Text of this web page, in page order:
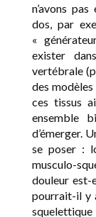
n’avons
dos, par
«
exister
vertébrale
des
ces tissus
ensemble
d’émerger.
se poser :
musculo-
douleur est-
pourrait-il y